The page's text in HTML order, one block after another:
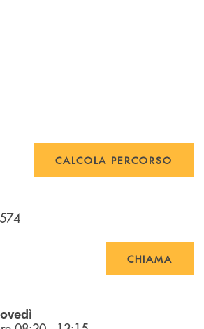
CALCOLA PERCORSO
CHIAMA